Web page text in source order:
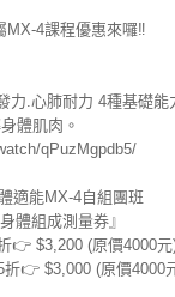
MX-4課程優惠來囉‼️
力.心肺耐力 4種基礎能
體肌肉。
qPuzMgpdb5/
適能MX-4自組團班
體組成測量券』
👉 $3,200 (原價4000元
折👉 $3,000 (原價4000